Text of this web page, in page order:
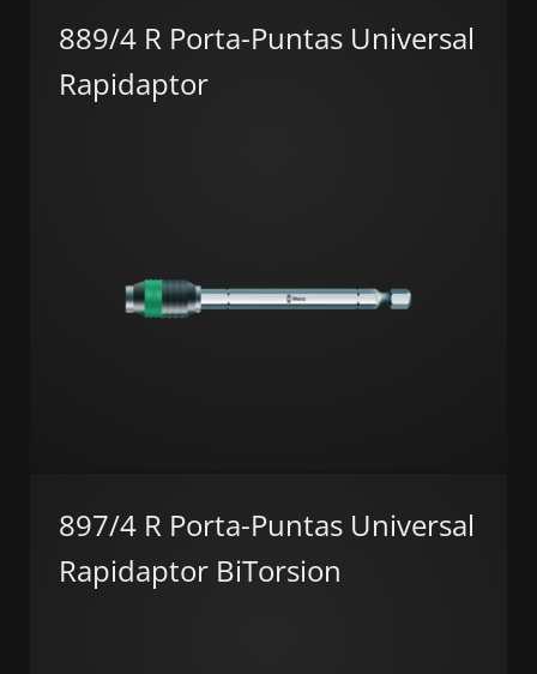
889/4 R Porta-Puntas Universal
Rapidaptor
897/4 R Porta-Puntas Universal
Rapidaptor BiTorsion